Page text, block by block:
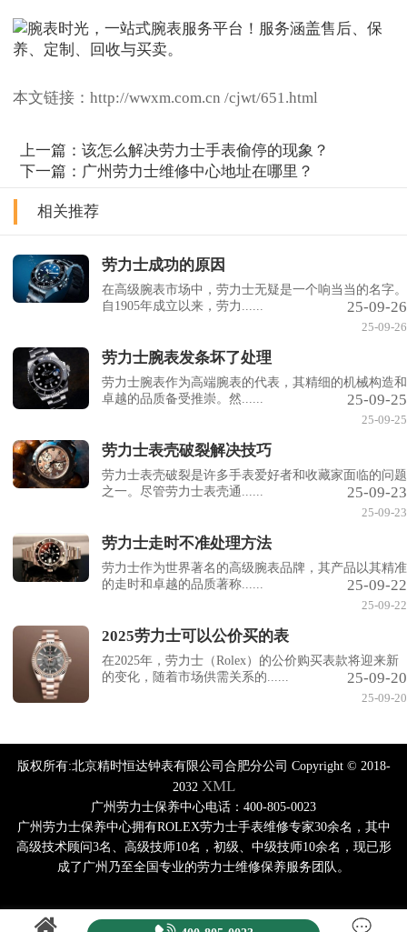
本文链接：http://wwxm.com.cn /cjwt/651.html
上一篇：该怎么解决劳力士手表偷停的现象？
下一篇： 广州劳力士维修中心地址在哪里？
相关推荐
劳力士成功的原因
在高级腕表市场中，劳力士无疑是一个响当当的名字。
自1905年成立以来，劳力......
25-09-26
25-09-26
劳力士腕表发条坏了处理
劳力士腕表作为高端腕表的代表，其精细的机械构造和
卓越的品质备受推崇。然......
25-09-25
25-09-25
劳力士表壳破裂解决技巧
劳力士表壳破裂是许多手表爱好者和收藏家面临的问题
之一。尽管劳力士表壳通......
25-09-23
25-09-23
劳力士走时不准处理方法
劳力士作为世界著名的高级腕表品牌，其产品以其精准
的走时和卓越的品质著称......
25-09-22
25-09-22
2025劳力士可以公价买的表
在2025年，劳力士（Rolex）的公价购买表款将迎来新
的变化，随着市场供需关系的......
25-09-20
25-09-20
版权所有:北京精时恒达钟表有限公司合肥分公司 Copyright © 2018-
2032 XML
广州劳力士保养中心电话：400-805-0023
广州劳力士保养中心拥有ROLEX劳力士手表维修专家30余名，其中
高级技术顾问3名、高级技师10名，初级、中级技师10余名，现已形
成了广州乃至全国专业的劳力士维修保养服务团队。